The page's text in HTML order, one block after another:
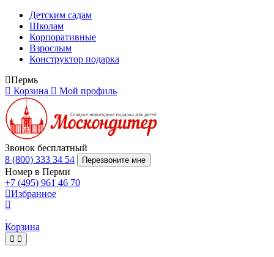
Детским садам
Школам
Корпоративные
Взрослым
Конструктор подарка
Пермь
Корзина
Мой профиль
Звонок бесплатный
8 (800) 333 34 54
Перезвоните мне
Номер в Перми
+7 (495) 961 46 70
Избранное
Корзина